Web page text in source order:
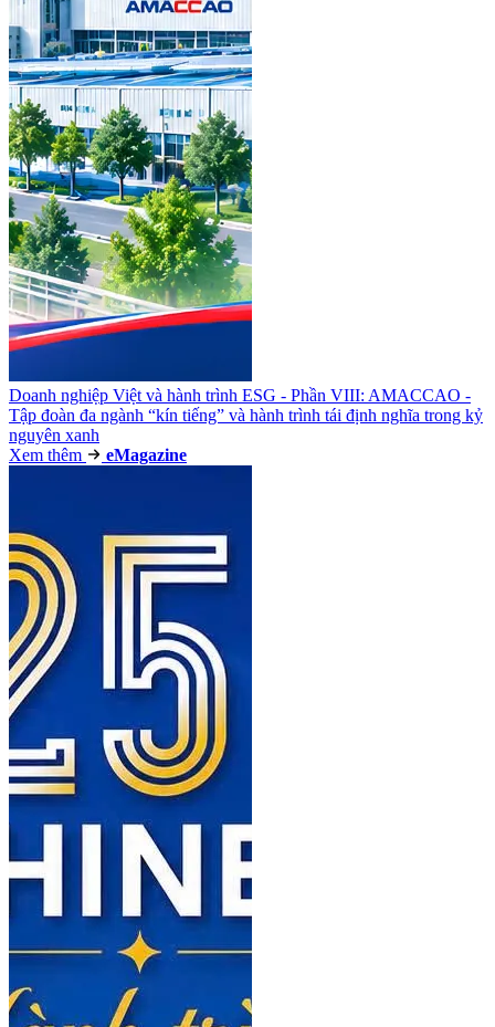
Doanh nghiệp Việt và hành trình ESG - Phần VIII: AMACCAO -
Tập đoàn đa ngành “kín tiếng” và hành trình tái định nghĩa trong kỷ
nguyên xanh
Xem thêm
eMagazine